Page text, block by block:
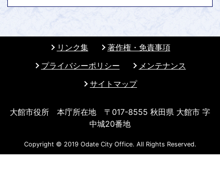
リンク集
著作権・免責事項
プライバシーポリシー
メンテナンス
サイトマップ
大館市役所 本庁所在地 〒017-8555 秋田県 大館市 字
中城20番地
Copyright © 2019 Odate City Office. All Rights Reserved.